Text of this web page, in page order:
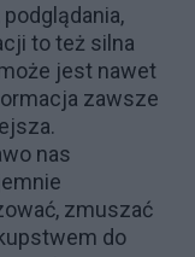
to też silna
jest nawet
zawsze
nas
zmuszać
do